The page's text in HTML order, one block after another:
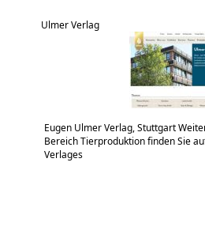
Ulmer Verlag
Eugen Ulmer Verlag, Stuttgart
Bereich Tierproduktion finden Sie
Verlages